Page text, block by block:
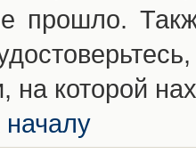
прошло.
на которой
началу